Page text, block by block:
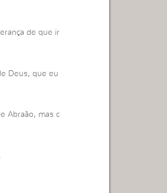
de que ir
Deus, que eu
Abraão, mas c